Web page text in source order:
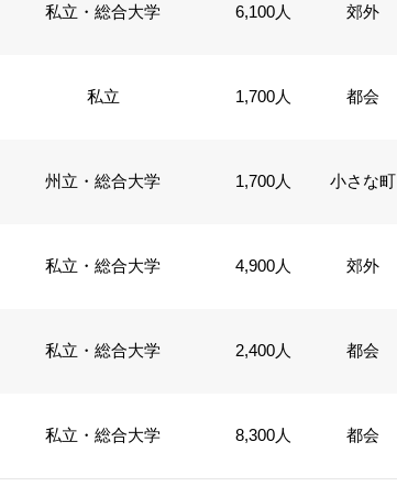
私立・総合大学 6,100人 郊外
私立 1,700人 都会
州立・総合大学 1,700人 小さな町
私立・総合大学 4,900人 郊外
私立・総合大学 2,400人 都会
私立・総合大学 8,300人 都会